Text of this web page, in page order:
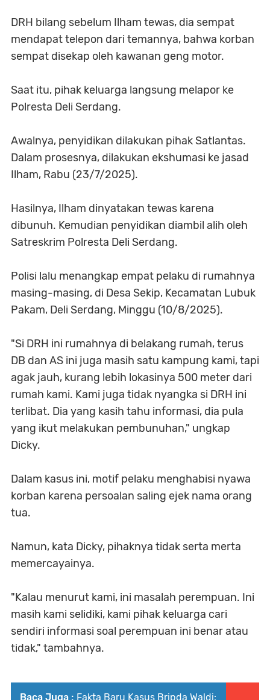
DRH bilang sebelum Ilham tewas, dia sempat
mendapat telepon dari temannya, bahwa korban
sempat disekap oleh kawanan geng motor.
Saat itu, pihak keluarga langsung melapor ke
Polresta Deli Serdang.
Awalnya, penyidikan dilakukan pihak Satlantas.
Dalam prosesnya, dilakukan ekshumasi ke jasad
Ilham, Rabu (23/7/2025).
Hasilnya, Ilham dinyatakan tewas karena
dibunuh. Kemudian penyidikan diambil alih oleh
Satreskrim Polresta Deli Serdang.
Polisi lalu menangkap empat pelaku di rumahnya
masing-masing, di Desa Sekip, Kecamatan Lubuk
Pakam, Deli Serdang, Minggu (10/8/2025).
"Si DRH ini rumahnya di belakang rumah, terus
DB dan AS ini juga masih satu kampung kami, tapi
agak jauh, kurang lebih lokasinya 500 meter dari
rumah kami. Kami juga tidak nyangka si DRH ini
terlibat. Dia yang kasih tahu informasi, dia pula
yang ikut melakukan pembunuhan," ungkap
Dicky.
Dalam kasus ini, motif pelaku menghabisi nyawa
korban karena persoalan saling ejek nama orang
tua.
Namun, kata Dicky, pihaknya tidak serta merta
memercayainya.
"Kalau menurut kami, ini masalah perempuan. Ini
masih kami selidiki, kami pihak keluarga cari
sendiri informasi soal perempuan ini benar atau
tidak," tambahnya.
Baca Juga : Fakta Baru Kasus Bripda Waldi: